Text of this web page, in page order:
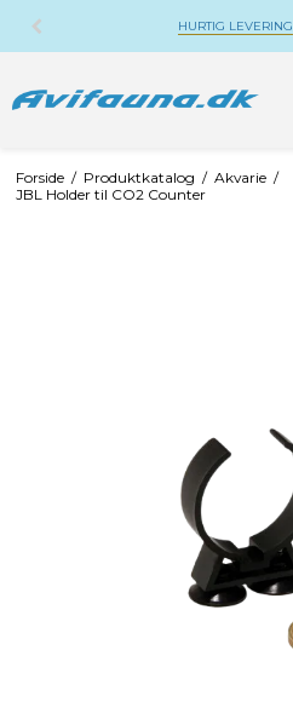
HURTIG LEVERING
Forside / Produktkatalog / Akvarie /
JBL Holder til CO2 Counter